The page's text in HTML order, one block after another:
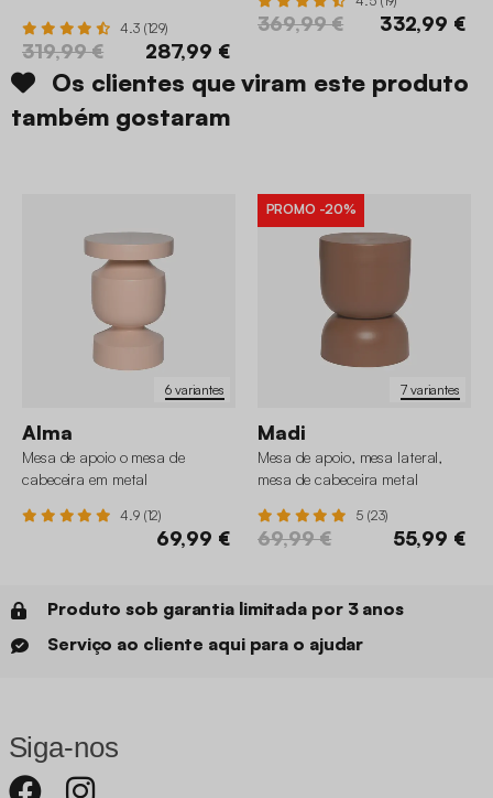
4.3 (129)
319,99 € 287,99 €
369,99 € 332,99 €
Os clientes que viram este produto
também gostaram
6 variantes
Alma
Mesa de apoio o mesa de
cabeceira em metal
4.9 (12)
69,99 €
7 variantes
PROMO -20%
Madi
Mesa de apoio, mesa lateral,
mesa de cabeceira metal
5 (23)
69,99 € 55,99 €
Produto sob garantia limitada por 3 anos
Serviço ao cliente aqui para o ajudar
Siga-nos